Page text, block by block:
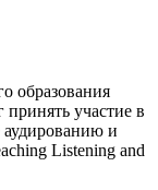
образования
участие в
и
Listening and